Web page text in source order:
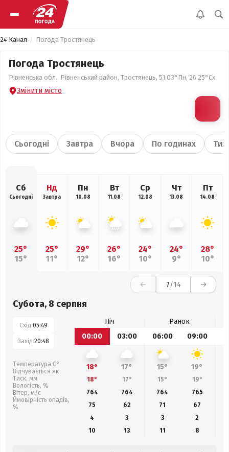
24 Канал Погода Тростянець
Погода Тростянець
Рівненська обл., Рівненський район, Тростянець, 51.03°Пн, 26.25°Сх
Змінити місто
Сьогодні Завтра Вчора По годинах
Сб
Сьогодні
25°
15°
Нд
Завтра
25°
11°
Пн
10.08
29°
12°
Вт
11.08
26°
16°
Ср
12.08
24°
10°
Чт
13.08
24°
9°
Пт
14.08
28°
10°
7/14
Субота, 8 серпня
Схід:05:49
Захід:20:48
Температура С°
Відчувається як
Тиск, мм
Вологість, %
Вітер, м/с
Ймовірність опадів,
%
Ніч
Ранок
00:00
03:00 06:00 09:00
18° 17° 15° 19°
18° 17° 15° 19°
764
764 764 765
75
62 71 67
4
3 3
2
10
13 11 8